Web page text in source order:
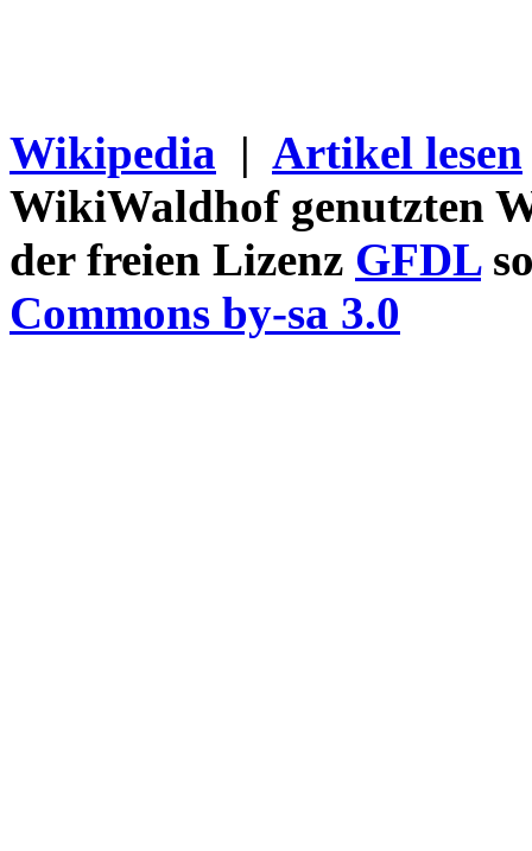
Wikipedia | Artikel lesen
WikiWaldhof genutzten
der freien Lizenz GFDL
Commons by-sa 3.0